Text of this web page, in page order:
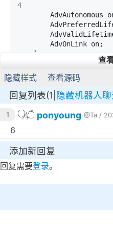
4
### 在此
ink local地址
#DEVICE 1
    	fe80::
cefd: 5253
    };
systemctl enable
radvd
重要：主路由openwrt需要
服务器】这个选项没有勾
查
隐藏样式 查看源码
回复列表(1| 隐藏机器人
1 ponyoung @Ta /
6
添加新回复
回复需要登录。